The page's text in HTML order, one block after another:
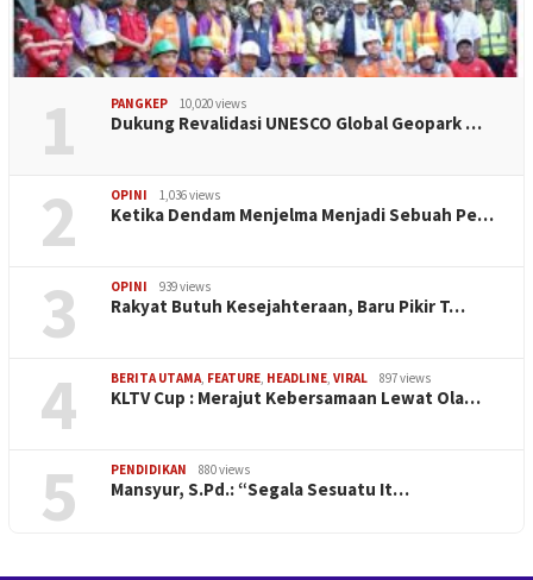
1 PANGKEP 10,020 views
Dukung Revalidasi UNESCO Global Geopark …
2 OPINI 1,036 views
Ketika Dendam Menjelma Menjadi Sebuah Pe…
3 OPINI 939 views
Rakyat Butuh Kesejahteraan, Baru Pikir T…
4 BERITA UTAMA FEATURE HEADLINE VIRAL 897 views
KLTV Cup : Merajut Kebersamaan Lewat Ola…
5 PENDIDIKAN 880 views
Mansyur, S.Pd.: “Segala Sesuatu It…